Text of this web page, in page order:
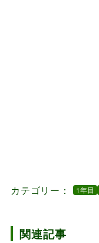
カテゴリー： 1年目
関連記事